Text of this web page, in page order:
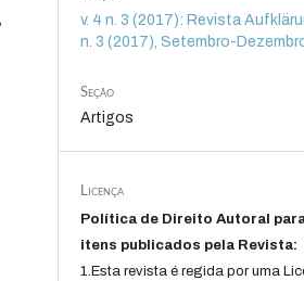
v. 4 n. 3 (2017): Revista
n. 3 (2017), Setembro-
Seção
Artigos
Licença
Política de Direito Autoral
itens publicados pela Revista:
1.Esta revista é regida por uma